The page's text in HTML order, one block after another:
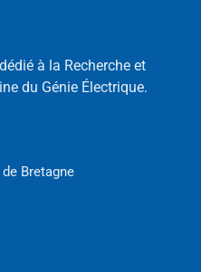
à la Recherche et
du Génie Électrique.
Bretagne